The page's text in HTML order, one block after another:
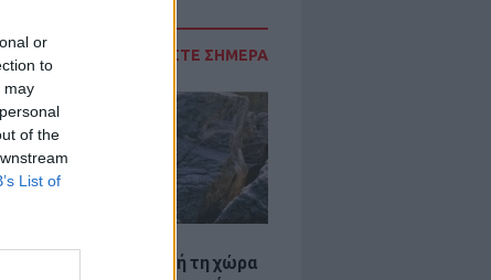
or
to
may
of the
List of
ΔΙΑΒΑΣΤΕ ΣΗΜΕΡΑ
ελευθερία: Σε αυτή τη χώρα